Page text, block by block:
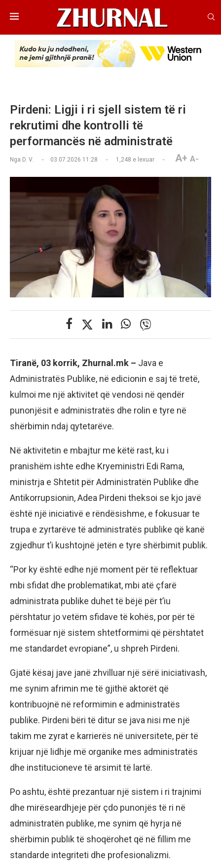
Pirdeni: Ligji i ri sjell sistem të ri
rekrutimi dhe kontrolli të
performancës në administratë
Nga D. V. 03.07.2026 11:28 1,248 e lexuar A+ A-
Tiranë, 03 korrik, Zhurnal.mk – Java e
Administratës Publike, në edicionin e saj të tretë,
kulmoi me një aktivitet që vendosi në qendër
punonjësit e administratës dhe rolin e tyre në
shërbimin ndaj qytetarëve.
Në aktivitetin e mbajtur me këtë rast, ku i
pranishëm ishte edhe Kryeministri Edi Rama,
ministrja e Shtetit për Administratën Publike dhe
Antikorrupsionin, Adea Pirdeni theksoi se kjo javë
është një iniciativë e rëndësishme, e fokusuar te
trupa e zyrtarëve të administratës publike që kanë
zgjedhur t’i kushtojnë jetën e tyre shërbimit publik.
“Por ky është edhe një moment për të reflektuar
mbi sfidat dhe problematikat, mbi atë çfarë
administrata publike duhet të bëjë për t’iu
përshtatur jo vetëm sfidave të kohës, por për të
formësuar një sistem shtetformimi që përshtatet
me standardet evropiane”, u shpreh Pirdeni.
Gjatë kësaj jave janë zhvilluar një sërë iniciativash,
me synim afrimin me të gjithë aktorët që
kontribuojnë në reformimin e administratës
publike. Pirdeni bëri të ditur se java nisi me një
takim me zyrat e karrierës në universitete, për të
krijuar një lidhje më organike mes administratës
dhe institucioneve të arsimit të lartë.
Po ashtu, është prezantuar një sistem i ri trajnimi
dhe mirëseardhjeje për çdo punonjës të ri në
administratën publike, me synim që hyrja në
shërbimin publik të shoqërohet që në fillim me
standarde integriteti dhe profesionalizmi.